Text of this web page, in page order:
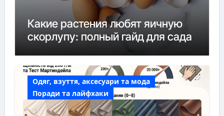
Какие растения любят яичную
скорлупу: полный гайд для сада
Одяг, взуття, аксесуари та мода
Поради та лайфхаки